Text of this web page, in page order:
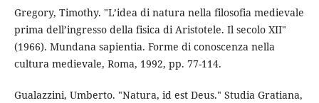
Gregory, Timothy. "L’idea di natura nella filosofia medievale
prima dell’ingresso della fisica di Aristotele. Il secolo XII"
(1966). Mundana sapientia. Forme di conoscenza nella
cultura medievale, Roma, 1992, pp. 77-114.
Gualazzini, Umberto. "Natura, id est Deus." Studia Gratiana,